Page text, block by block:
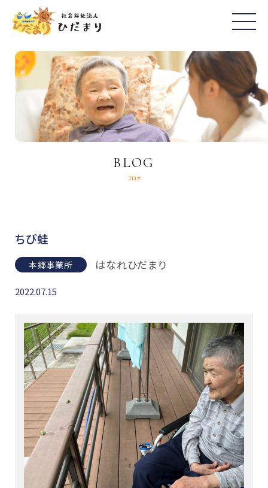
BLOG
ブログ
ちび蛙
本郷事業所 はなれひだまり
2022.07.15